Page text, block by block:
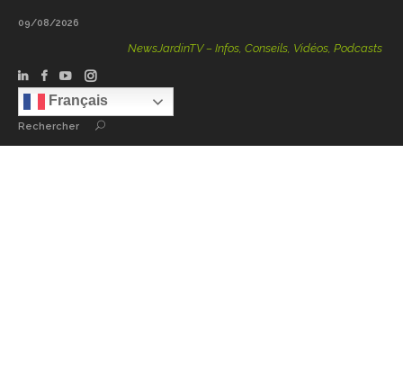
09/08/2026
NewsJardinTV – Infos, Conseils, Vidéos, Podcasts – 100
Français
Rechercher